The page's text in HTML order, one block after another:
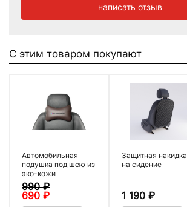
написать отзыв
С этим товаром покупают
Автомобильная
подушка под шею из
эко-кожи
990₽
690 ₽
Защитная накидка
на сидение
1 190 ₽